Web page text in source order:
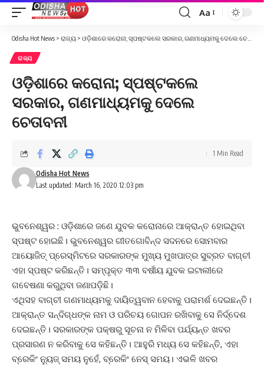
Font
Aa
Odisha Hot News > ରାଜ୍ୟ > ଓଡ଼ିଶାରେ କରୋନା; ସ୍ପଷ୍ଟକଲେ ସରକାର, ଗଣମାଧ୍ୟମକୁ ଦେଲେ ଚେତାବନୀ
ରାଜ୍ୟ
ଓଡ଼ିଶାରେ କରୋନା; ସ୍ପଷ୍ଟକଲେ
ସରକାର, ଗଣମାଧ୍ୟମକୁ ଦେଲେ
ଚେତାବନୀ
Last updated: March 16, 2020 12:03 pm
Odisha Hot News
1 Min Read
ଭୁବନେଶ୍ୱର : ଓଡ଼ିଶାରେ ଜଣେ ଯୁବକ କରୋନାରେ ଆକ୍ରାନ୍ତ ହୋଇଥିବା
ସ୍ପଷ୍ଟ ହୋଇଛି। ଭୁବନେଶ୍ୱର ଗୀତଗୋବିନ୍ଦ ସଦନରେ ସୋମବାର
ଆୟୋଜିତ୍‌ ପ୍ରେସ୍‌ମିଟରେ ସରକାରଙ୍କ ମୁଖ୍ୟ ମୁଖପାତ୍ର ସୁବ୍ରତ ବାଗ୍‌ଚୀ
ଏହା ସ୍ପଷ୍ଟ କରିଛନ୍ତି। ସମ୍ପୃକ୍ତ ୩୩ ବର୍ଷୀୟ ଯୁବକ ଇଟାଲୀରେ
ଗବେଷଣା କରୁଥିବା ଜଣାପଡ଼ିଛି।
ଏଥିସହ ବାଗ୍‌ଚୀ ଗଣମାଧ୍ୟମକୁ ଦାୟିତ୍ୱବାନ ହେବାକୁ ପରାମର୍ଶ ଦେଇଛନ୍ତି।
ଆକ୍ରାନ୍ତ ସନ୍ଦିଗ୍ଧଙ୍କ ନାମ ଓ ପରିଚୟ ଗୋପନ ରଖିବାକୁ ସେ ନିର୍ଦ୍ଦେଶ
ଦେଇଛନ୍ତି। ସରକାରଙ୍କ ପକ୍ଷରୁ ସୂଚନା ନ ମିଳିବା ପର୍ଯ୍ୟନ୍ତ ଖବର
ପ୍ରସାରଣ ନ କରିବାକୁ ସେ କହିଛନ୍ତି। ଆହୁରି ମଧ୍ୟ ସେ କହିଛନ୍ତି, ଏହା
ବ୍ରେକିଂ ନ୍ୟୁଜ୍‌ ସମୟ ନୁହେଁ, ବ୍ରେକିଂ ନେସ୍‌ ସମୟ। ଏଭଳି ଖବର